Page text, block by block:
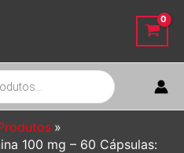
100 mg – 60 Cápsulas: